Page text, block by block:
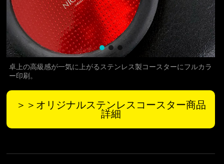
卓上の高級感が一気に上がるステンレス製コースターにフルカラ
ー印刷。
＞＞オリジナルステンレスコースター商品
詳細